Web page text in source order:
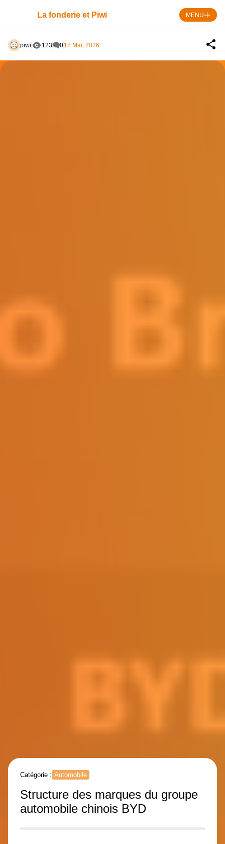
La fonderie et Piwi MENU
piwi 123 018 Mai, 2026
Catégorie : Automobile
Structure des marques du groupe
automobile chinois BYD